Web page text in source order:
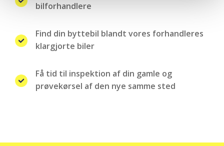
bilforhandlere
Find din byttebil blandt vores forhandleres
klargjorte biler
Få tid til inspektion af din gamle og
prøvekørsel af den nye samme sted